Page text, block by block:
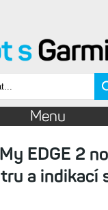
Menu
EDGE 2
a indikací